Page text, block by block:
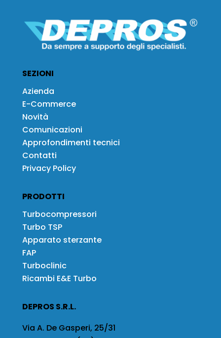
SEZIONI
Azienda
E-Commerce
Novità
Comunicazioni
Approfondimenti tecnici
Contatti
Privacy Policy
PRODOTTI
Turbocompressori
Turbo TSP
Apparato sterzante
FAP
Turboclinic
Ricambi E&E Turbo
DEPROS S.R.L.
Via A. De Gasperi, 25/31